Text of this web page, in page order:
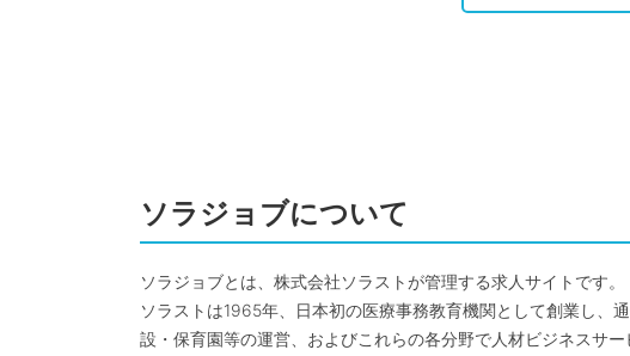
ソラジョブについて
ソラジョブとは、株式会社ソラストが管理する求人サイトです。
ソラストは1965年、日本初の医療事務教育機関として創業し、
設・保育園等の運営、およびこれらの各分野で人材ビジネスサー